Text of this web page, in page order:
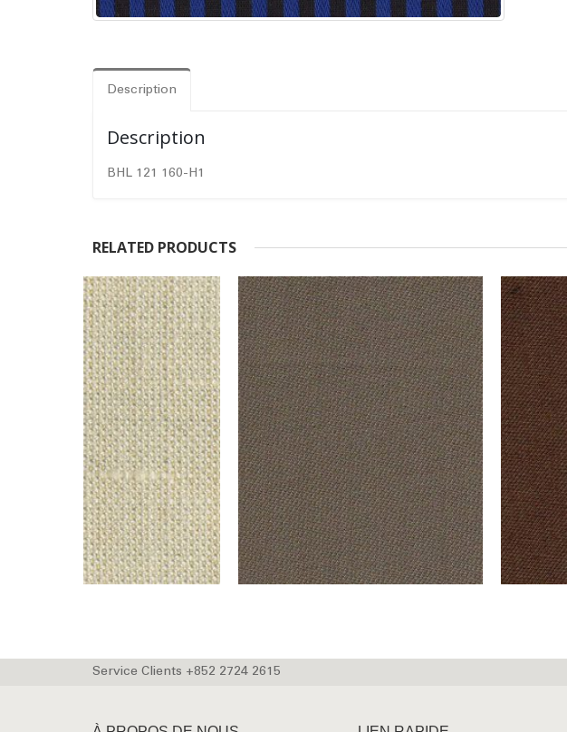
Description
Description
BHL 121 160-H1
RELATED PRODUCTS
Service Clients +852 2724 2615